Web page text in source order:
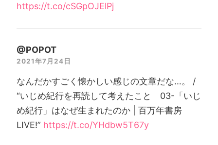
https://t.co/cSGpOJElPj
@POPOT
2021年7月24日
なんだかすごく懐かしい感じの文章だな…。 /
“いじめ紀行を再読して考えたこと 03-「いじ
め紀行」はなぜ生まれたのか | 百万年書房
LIVE!” https://t.co/YHdbw5T67y